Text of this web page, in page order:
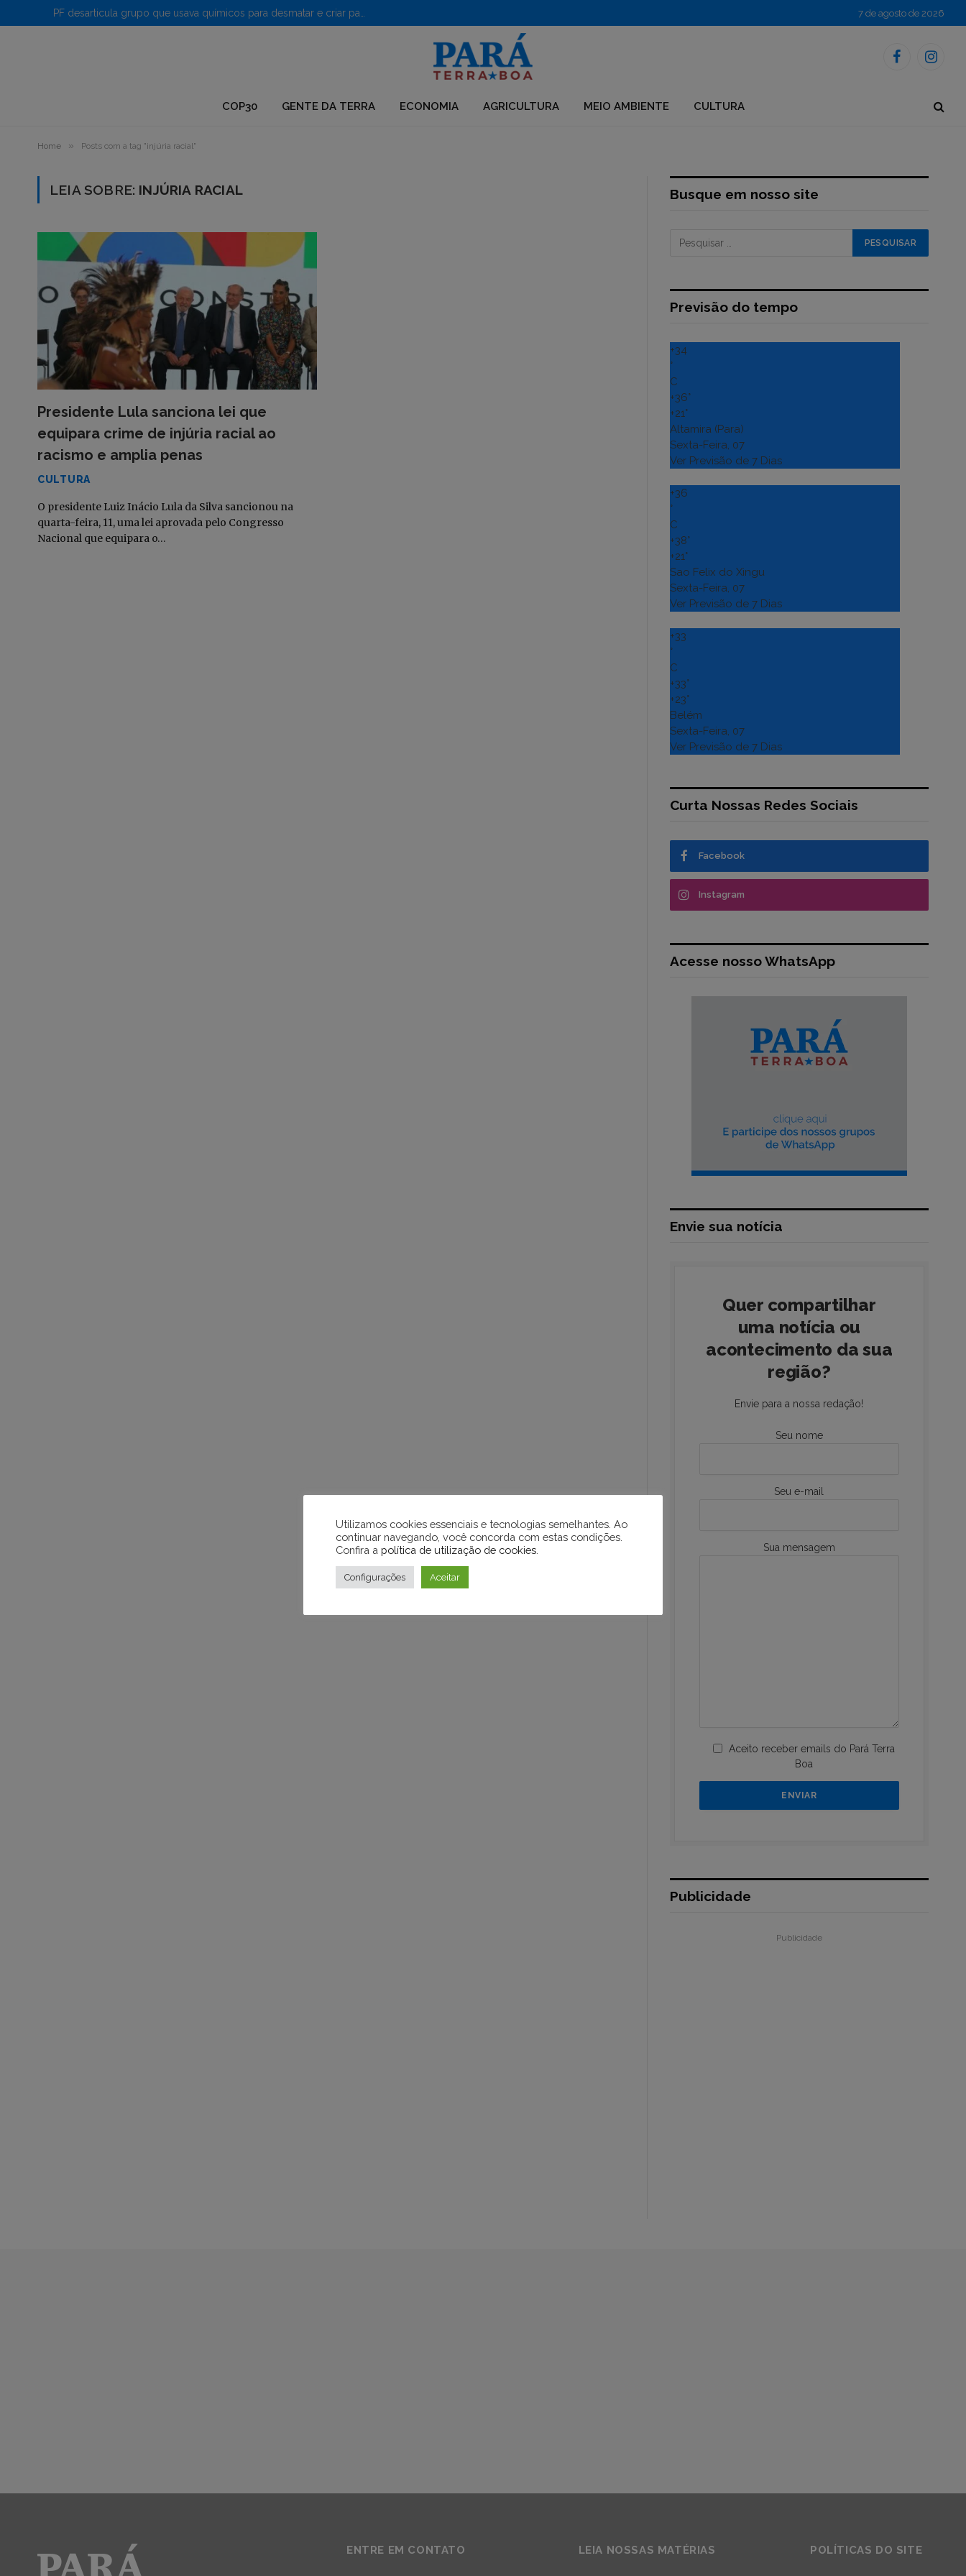
7 de agosto de 2026
Facebook
COP30 GENTE DA TERRA ECONOMIA AGRICULTURA MEIO AMBIENTE CULTURA
Home » Posts com a tag "injúria racial"
LEIA SOBRE: INJÚRIA RACIAL
Presidente Lula sanciona lei que
equipara crime de injúria racial ao
racismo e amplia penas
CULTURA
O presidente Luiz Inácio Lula da Silva sancionou na
quarta-feira, 11, uma lei aprovada pelo Congresso
Nacional que equipara o…
Busque em nosso site
Previsão do tempo
+34
°
C
+36°
+21°
Altamira (Para)
Sexta-Feira, 07
Ver Previsão de 7 Dias
+36
°
C
+38°
+21°
Sao Felix do Xingu
Sexta-Feira, 07
Ver Previsão de 7 Dias
+33
°
C
+33°
+23°
Belém
Sexta-Feira, 07
Ver Previsão de 7 Dias
Curta Nossas Redes Sociais
Facebook
Instagram
Acesse nosso WhatsApp
Envie sua notícia
Quer compartilhar
uma notícia ou
acontecimento da sua
região?
Envie para a nossa redação!
Seu nome
Seu e-mail
Sua mensagem
Aceito receber emails do Pará Terra
Boa
Publicidade
Publicidade
ENTRE EM CONTATO LEIA NOSSAS MATÉRIAS POLÍTICAS DO SITE
Utilizamos cookies essenciais e tecnologias semelhantes. Ao
continuar navegando, você concorda com estas condições.
Confira a política de utilização de cookies
Configurações Aceitar